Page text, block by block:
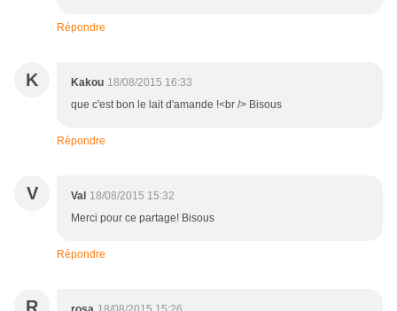
Répondre
K Kakou 18/08/2015 16:33
que c'est bon le lait d'amande !<br /> Bisous
Répondre
V Val 18/08/2015 15:32
Merci pour ce partage! Bisous
Répondre
R